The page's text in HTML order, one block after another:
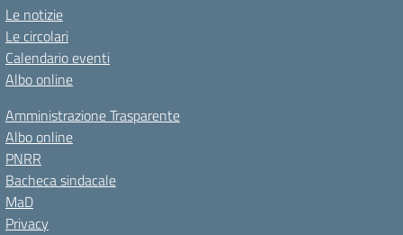
Le notizie
Le circolari
Calendario eventi
Albo online
Amministrazione Trasparente
Albo online
PNRR
Bacheca sindacale
MaD
Privacy